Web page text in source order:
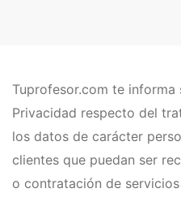
Tuprofesor.com te
Privacidad respecto del
los datos de carácter
clientes que puedan ser
o contratación de